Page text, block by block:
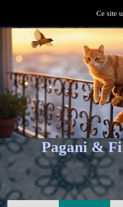
Ce site
Pagani &